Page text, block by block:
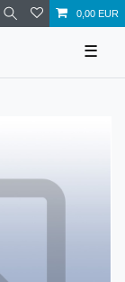
0,00 EUR
☰